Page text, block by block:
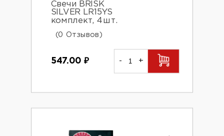
Свечи BRISK
SILVER LR15YS
комплект, 4шт.
(0 Отзывов)
547.00 ₽ - +